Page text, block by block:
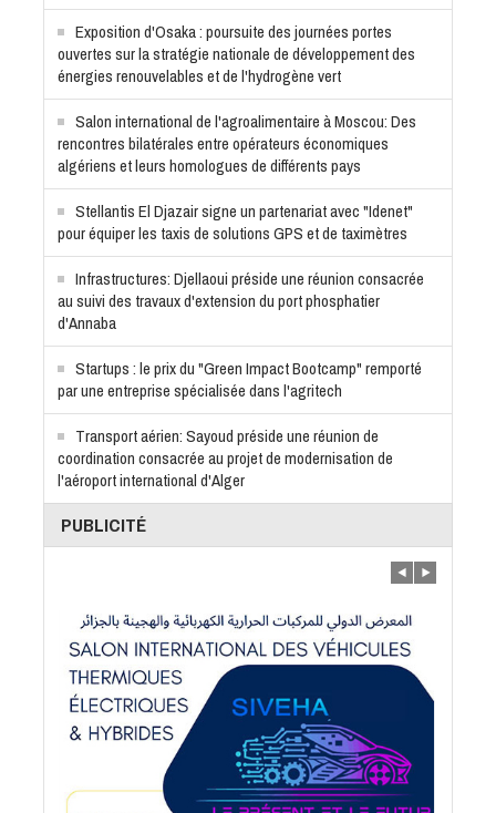
Exposition d'Osaka : poursuite des journées portes
ouvertes sur la stratégie nationale de développement des
énergies renouvelables et de l'hydrogène vert
Salon international de l'agroalimentaire à Moscou: Des
rencontres bilatérales entre opérateurs économiques
algériens et leurs homologues de différents pays
Stellantis El Djazair signe un partenariat avec "Idenet"
pour équiper les taxis de solutions GPS et de taximètres
Infrastructures: Djellaoui préside une réunion consacrée
au suivi des travaux d'extension du port phosphatier
d'Annaba
Startups : le prix du "Green Impact Bootcamp" remporté
par une entreprise spécialisée dans l'agritech
Transport aérien: Sayoud préside une réunion de
coordination consacrée au projet de modernisation de
l'aéroport international d'Alger
PUBLICITÉ